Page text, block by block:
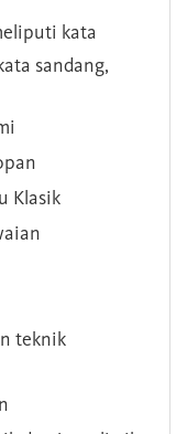
kata
sandang,
Klasik
teknik